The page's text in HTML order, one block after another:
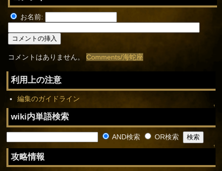
お名前:
コメントはありません。Comments/海蛇座
利用上の注意
編集のガイドライン
↑
wiki内単語検索
AND検索 OR検索
↑
攻略情報